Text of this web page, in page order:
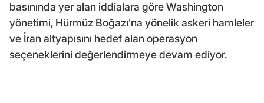
basınında yer alan iddialara göre Washington
yönetimi, Hürmüz Boğazı’na yönelik askeri hamleler
ve İran altyapısını hedef alan operasyon
seçeneklerini değerlendirmeye devam ediyor.